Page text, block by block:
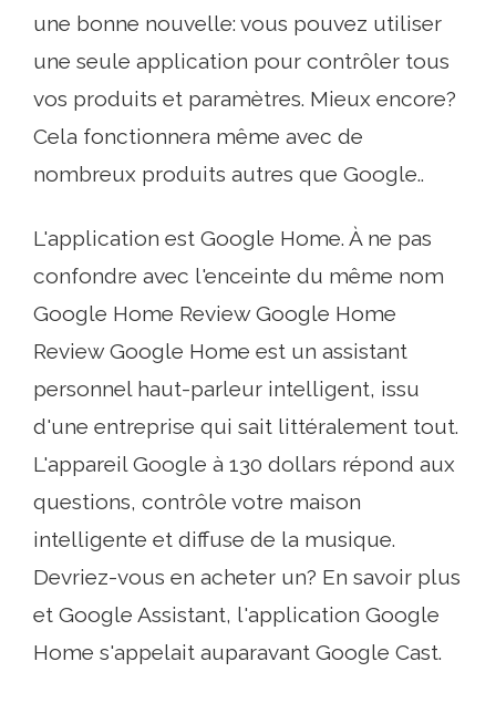
une bonne nouvelle: vous pouvez utiliser
une seule application pour contrôler tous
vos produits et paramètres. Mieux encore?
Cela fonctionnera même avec de
nombreux produits autres que Google..
L'application est Google Home. À ne pas
confondre avec l'enceinte du même nom
Google Home Review Google Home
Review Google Home est un assistant
personnel haut-parleur intelligent, issu
d'une entreprise qui sait littéralement tout.
L'appareil Google à 130 dollars répond aux
questions, contrôle votre maison
intelligente et diffuse de la musique.
Devriez-vous en acheter un? En savoir plus
et Google Assistant, l'application Google
Home s'appelait auparavant Google Cast.